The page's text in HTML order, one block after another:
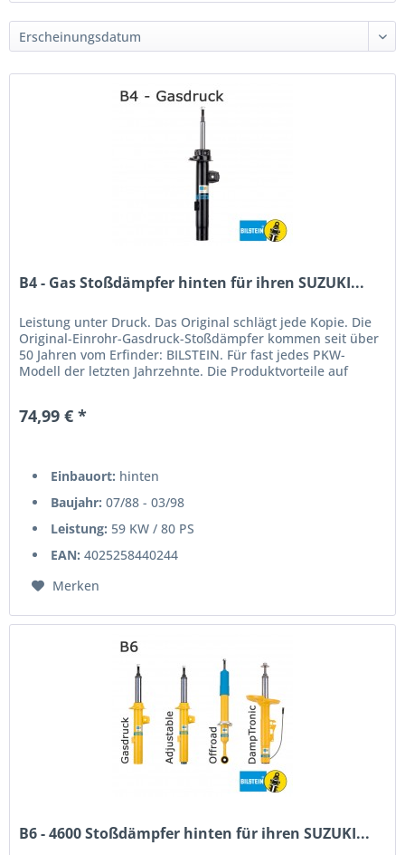
B4 - Gas Stoßdämpfer hinten für ihren SUZUKI...
Leistung unter Druck. Das Original schlägt jede Kopie. Die
Original-Einrohr-Gasdruck-Stoßdämpfer kommen seit über
50 Jahren vom Erfinder: BILSTEIN. Für fast jedes PKW-
Modell der letzten Jahrzehnte. Die Produktvorteile auf
74,99 € *
Einbauort: hinten
Baujahr: 07/88 - 03/98
Leistung: 59 KW / 80 PS
EAN: 4025258440244
Merken
B6 - 4600 Stoßdämpfer hinten für ihren SUZUKI...